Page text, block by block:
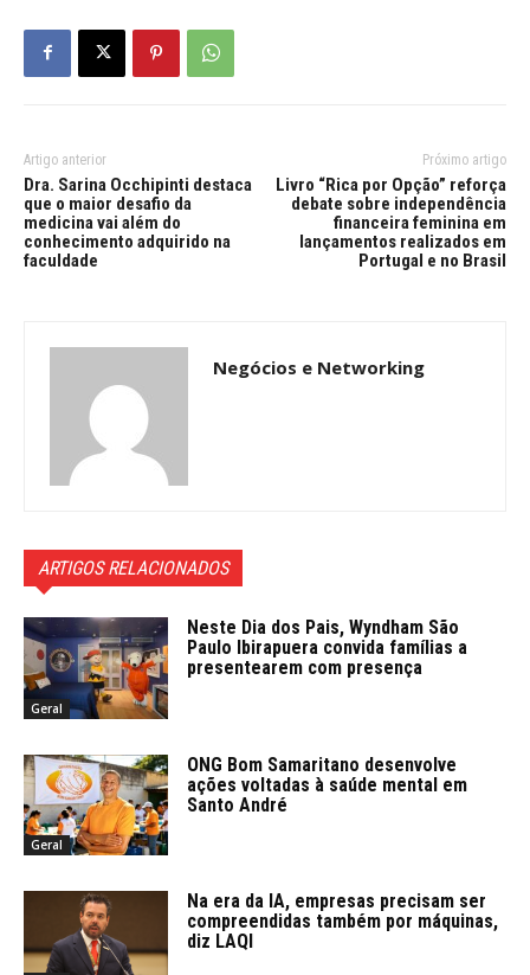
Artigo anterior
Dra. Sarina Occhipinti destaca
que o maior desafio da
medicina vai além do
conhecimento adquirido na
faculdade
Próximo artigo
Livro “Rica por Opção” reforça
debate sobre independência
financeira feminina em
lançamentos realizados em
Portugal e no Brasil
Negócios e Networking
ARTIGOS RELACIONADOS
Geral
Neste Dia dos Pais, Wyndham São
Paulo Ibirapuera convida famílias a
presentearem com presença
Geral
ONG Bom Samaritano desenvolve
ações voltadas à saúde mental em
Santo André
Na era da IA, empresas precisam ser
compreendidas também por máquinas,
diz LAQI